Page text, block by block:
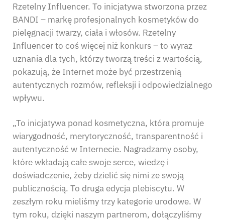
Rzetelny Influencer. To inicjatywa stworzona przez
BANDI – markę profesjonalnych kosmetyków do
pielęgnacji twarzy, ciała i włosów. Rzetelny
Influencer to coś więcej niż konkurs – to wyraz
uznania dla tych, którzy tworzą treści z wartością,
pokazują, że Internet może być przestrzenią
autentycznych rozmów, refleksji i odpowiedzialnego
wpływu.
„To inicjatywa ponad kosmetyczna, która promuje
wiarygodność, merytoryczność, transparentność i
autentyczność w Internecie. Nagradzamy osoby,
które wkładają całe swoje serce, wiedzę i
doświadczenie, żeby dzielić się nimi ze swoją
publicznością. To druga edycja plebiscytu. W
zeszłym roku mieliśmy trzy kategorie urodowe. W
tym roku, dzięki naszym partnerom, dołączyliśmy